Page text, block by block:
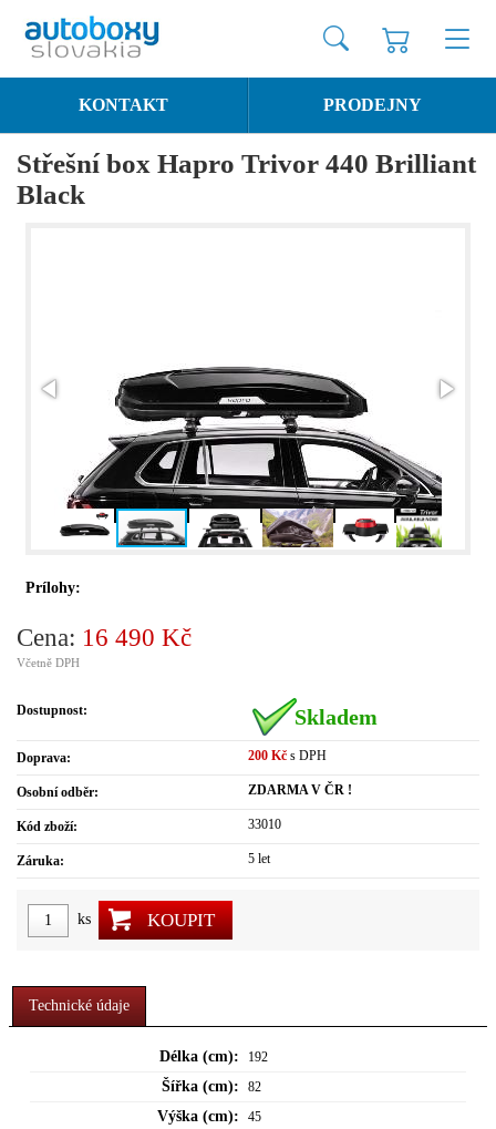
KONTAKT PRODEJNY
Střešní box Hapro Trivor 440 Brilliant
Black
Prílohy:
Cena: 16 490 Kč
Včetně DPH
Dostupnost: Skladem
Doprava: 200 Kč s DPH
Osobní odběr: ZDARMA V ČR !
Kód zboží: 33010
Záruka: 5 let
ks KOUPIT
Technické údaje
Délka (cm): 192
Šířka (cm): 82
Výška (cm): 45